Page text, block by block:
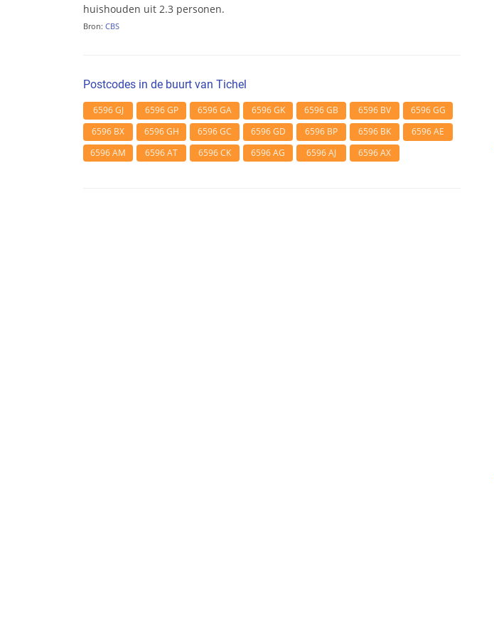
huishouden uit 2.3 personen.
Bron: CBS
Postcodes in de buurt van Tichel
6596 GJ 6596 GP 6596 GA 6596 GK 6596 GB 6596 BV
6596 GG
6596 BX
6596 GH 6596 GC 6596 GD 6596 BP 6596 BK
6596 AE
6596 AM
6596 AT 6596 CK 6596 AG 6596 AJ 6596 AX